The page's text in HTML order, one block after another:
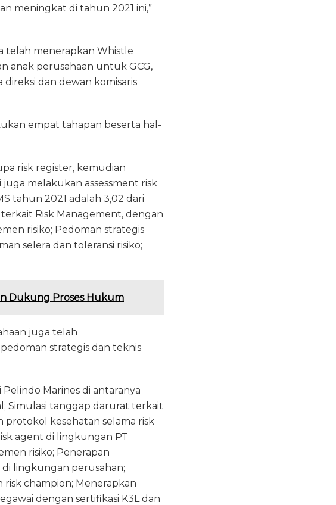
meningkat di tahun 2021 ini,”
telah menerapkan Whistle
anak perusahaan untuk GCG,
dan dewan komisaris
empat tahapan beserta hal-
risk register, kemudian
juga melakukan assessment risk
tahun 2021 adalah 3,02 dari
Risk Management, dengan
risiko; Pedoman strategis
selera dan toleransi risiko;
Dukung Proses Hukum
juga telah
strategis dan teknis
Marines di antaranya
Simulasi tanggap darurat terkait
protokol kesehatan selama risk
agent di lingkungan PT
risiko; Penerapan
di lingkungan perusahan;
champion; Menerapkan
dengan sertifikasi K3L dan